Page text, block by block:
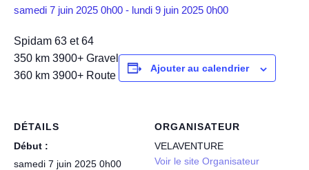
samedi 7 juin 2025 0h00 - lundi 9 juin 2025 0h00
Spidam 63 et 64
350 km 3900+ Gravel
360 km 3900+ Route
Ajouter au calendrier
DÉTAILS
Début :
samedi 7 juin 2025 0h00
ORGANISATEUR
VELAVENTURE
Voir le site Organisateur